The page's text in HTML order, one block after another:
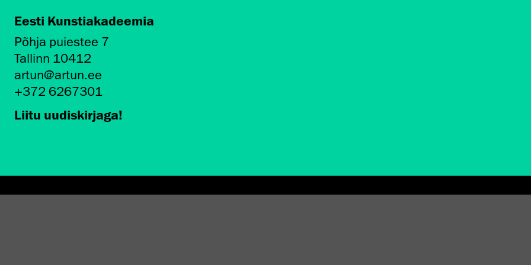
Eesti Kunstiakadeemia
Põhja puiestee 7
Tallinn 10412
artun@artun.ee
+372 6267301
Liitu uudiskirjaga!